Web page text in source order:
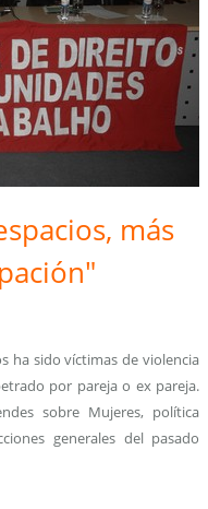
más
ha sido víctimas de violencia
por pareja o ex pareja.
sobre Mujeres, política
generales del pasado